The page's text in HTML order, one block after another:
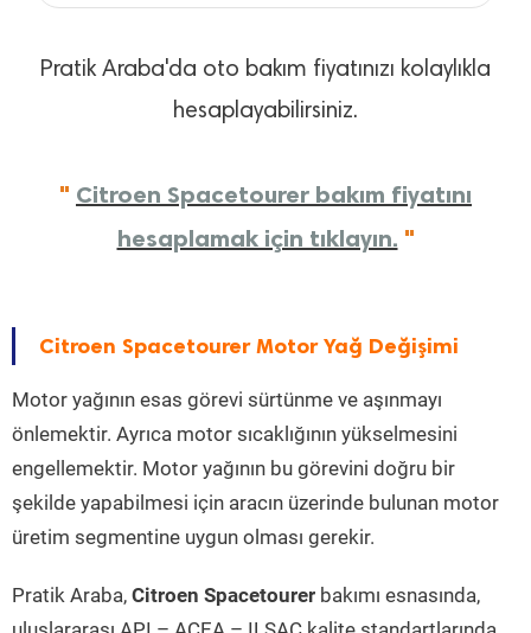
Pratik Araba'da oto bakım fiyatınızı kolaylıkla
hesaplayabilirsiniz.
" Citroen Spacetourer bakım fiyatını
hesaplamak için tıklayın. "
Citroen Spacetourer Motor Yağ Değişimi
Motor yağının esas görevi sürtünme ve aşınmayı
önlemektir. Ayrıca motor sıcaklığının yükselmesini
engellemektir. Motor yağının bu görevini doğru bir
şekilde yapabilmesi için aracın üzerinde bulunan motor
üretim segmentine uygun olması gerekir.
Pratik Araba, Citroen Spacetourer bakımı esnasında,